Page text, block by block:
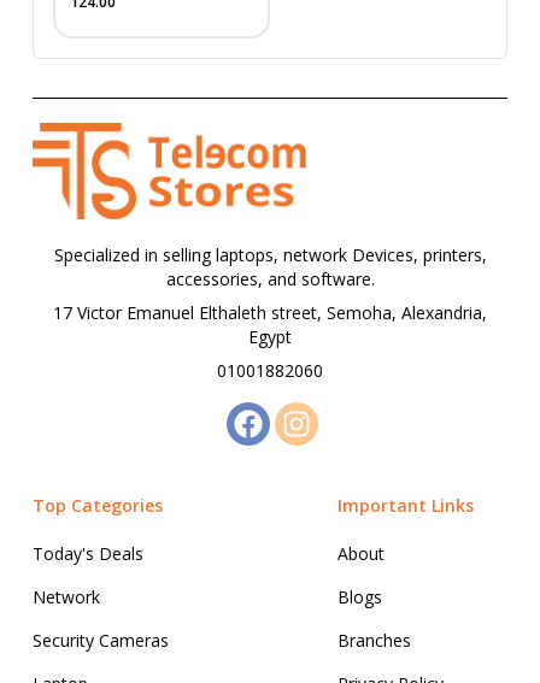
Specialized in selling laptops, network Devices, printers,
accessories, and software.
17 Victor Emanuel Elthaleth street, Semoha, Alexandria,
Egypt
01001882060
Top Categories
Today's Deals
Network
Security Cameras
Important Links
About
Blogs
Branches